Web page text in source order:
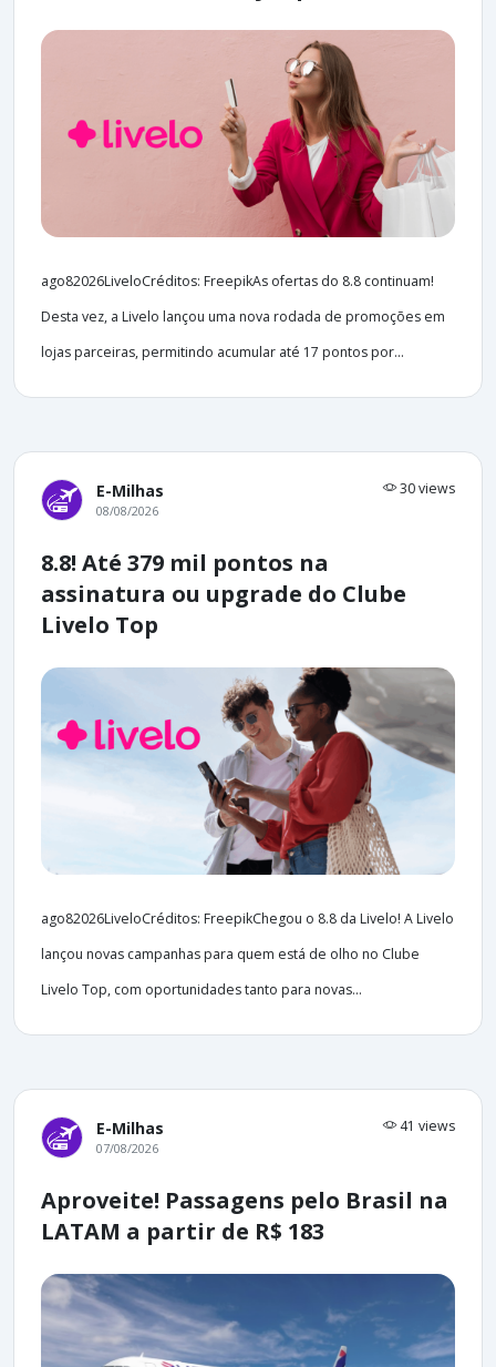
ago82026LiveloCréditos: FreepikAs ofertas do 8.8 continuam!
Desta vez, a Livelo lançou uma nova rodada de promoções em
lojas parceiras, permitindo acumular até 17 pontos por...
E-Milhas 30 views
08/08/2026
8.8! Até 379 mil pontos na
assinatura ou upgrade do Clube
Livelo Top
ago82026LiveloCréditos: FreepikChegou o 8.8 da Livelo! A Livelo
lançou novas campanhas para quem está de olho no Clube
Livelo Top, com oportunidades tanto para novas...
E-Milhas 41 views
07/08/2026
Aproveite! Passagens pelo Brasil na
LATAM a partir de R$ 183